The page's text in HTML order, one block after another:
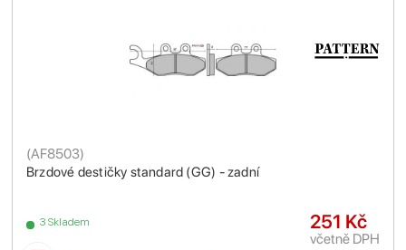
Brzdové destičky standard (GG) - zadní
(AF8503)
3 Skladem 251 Kč
včetně DPH